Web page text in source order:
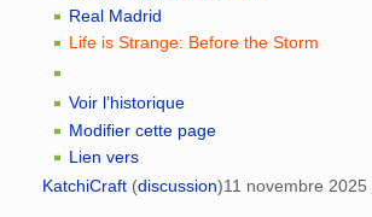
Real Madrid
Life is Strange: Before the Storm
Voir l’historique
Modifier cette page
Lien vers
KatchiCraft (discussion)11 novembre 2025